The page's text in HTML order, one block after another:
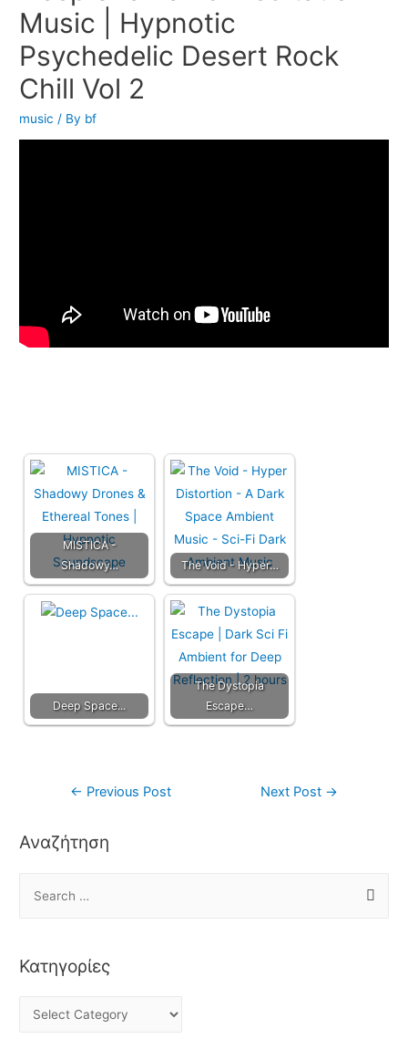
Music | Hypnotic
Psychedelic Desert Rock
Chill Vol 2
music / By bf
MISTICA -
Shadowy…
The Void - Hyper…
Deep Space...
The Dystopia
Escape…
← Previous Post Next Post →
Αναζήτηση
Κατηγορίες